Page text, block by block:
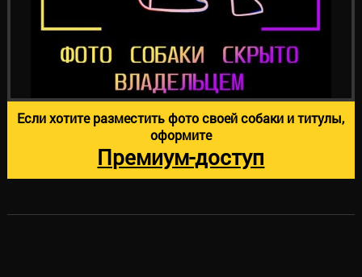
Если хотите разместить фото своей собаки и титулы,
оформите
Премиум-доступ